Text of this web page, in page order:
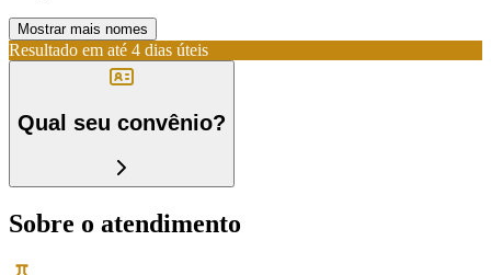
Mostrar mais nomes
Resultado em até 4 dias úteis
Qual seu convênio?
Sobre o atendimento